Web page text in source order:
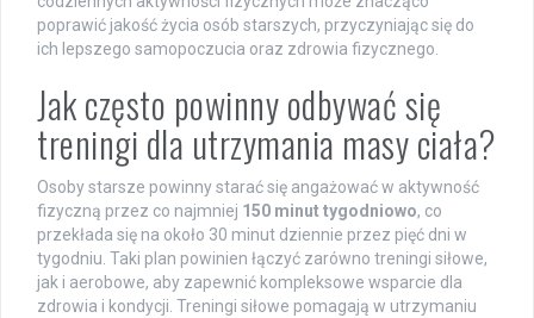
poprawić jakość życia osób starszych, przyczyniając się do
ich lepszego samopoczucia oraz zdrowia fizycznego.
Jak często powinny odbywać się
treningi dla utrzymania masy ciała?
Osoby starsze powinny starać się angażować w aktywność
fizyczną przez co najmniej 150 minut tygodniowo, co
przekłada się na około 30 minut dziennie przez pięć dni w
tygodniu. Taki plan powinien łączyć zarówno treningi siłowe,
jak i aerobowe, aby zapewnić kompleksowe wsparcie dla
zdrowia i kondycji. Treningi siłowe pomagają w utrzymaniu